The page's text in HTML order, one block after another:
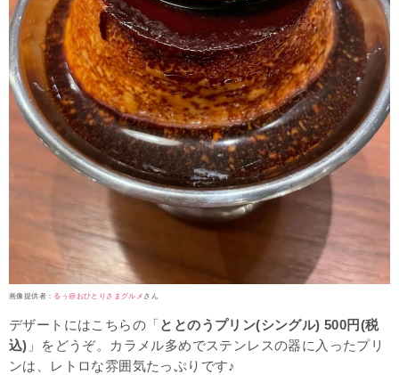
画像提供者： るぅ@おひとりさまグルメ さん
デザートにはこちらの「 ととのうプリン(シングル) 500円(税
込) 」をどうぞ。カラメル多めでステンレスの器に入ったプリ
ンは、レトロな雰囲気たっぷりです♪